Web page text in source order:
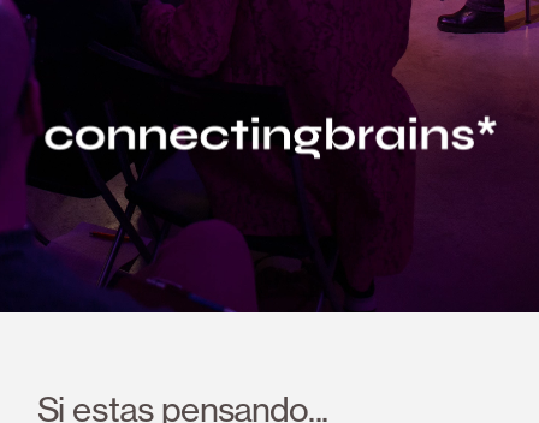
Si estas pensando...